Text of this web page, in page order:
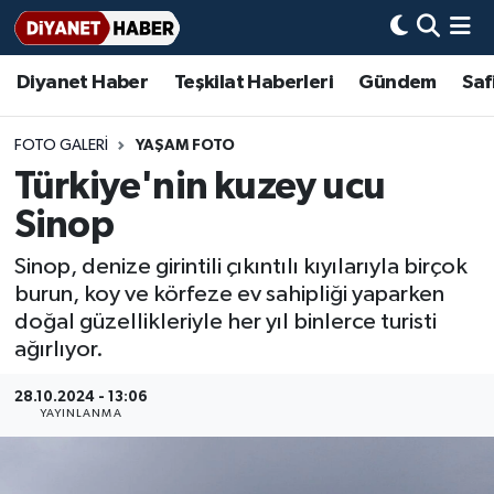
Diyanet Haber Teşkilat Haberleri Gündem
FOTO GALERI YAŞAM FOTO
Türkiye'nin kuzey ucu
Sinop
Sinop, denize girintili çıkıntılı kıyılarıyla birçok
burun, koy ve körfeze ev sahipliği yaparken
doğal güzellikleriyle her yıl binlerce turisti
ağırlıyor.
28.10.2024 - 13:06
YAYINLANMA
Diyanet Haber
Teşkilat Haberleri
Adana Müftülüğü
Adıyaman Müftülüğü
Afyonkarahisar Müftülüğü
Aksaray Müftülüğü
Amasya Müftülüğü
Ankara Müftülüğü
Gündem
Bir Ayet
Bir Hikaye
Biyografiler
Diyanet Bilgi
Diyanet Takvimi
Dualar
Basında Bugün
DİYANET eKİTAP
Diyanet Dergi
Aile Dergisi
Aylık Dergi
İmam Hatip Okulları
Başmakale
Hadis-i Şerifler
Hayat Okumaları
Nöbetçi Eczaneler
Hava Durumu
Ankara Namaz Vakitleri
Süper Lig Puan Durumu ve Fikstür
Tüm Manşetler
Son Dakika Haberleri